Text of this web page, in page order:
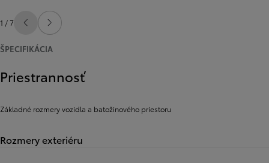
1 / 7 Predchádzajúca stránka
Ďalšia stránka
ŠPECIFIKÁCIA
Priestrannosť
Základné rozmery vozidla a batožinového priestoru
Rozmery exteriéru